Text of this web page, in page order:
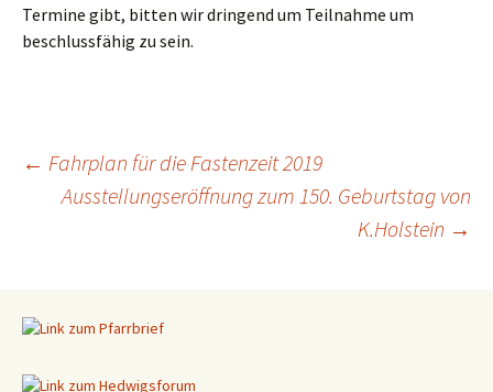
Termine gibt, bitten wir dringend um Teilnahme um
beschlussfähig zu sein.
Beitragsnavigation
← Fahrplan für die Fastenzeit 2019
Ausstellungseröffnung zum 150. Geburtstag von
K.Holstein →